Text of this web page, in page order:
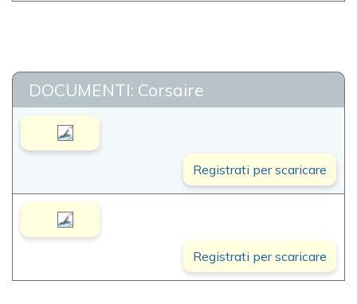
DOCUMENTI: Corsaire
Registrati per scaricare
Registrati per scaricare